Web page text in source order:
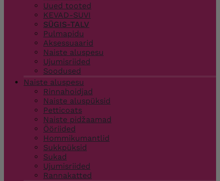
Uued tooted
KEVAD-SUVI
SÜGIS-TALV
Pulmapidu
Aksessuaarid
Naiste aluspesu
Ujumisriided
Soodused
Naiste aluspesu
Rinnahoidjad
Naiste aluspüksid
Petticoats
Naiste pidžaamad
Ööriided
Hommikumantlid
Sukkpüksid
Sukad
Ujumisriided
Rannakatted